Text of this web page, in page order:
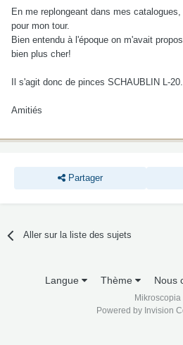
En me replongeant dans mes
pour mon tour.
Bien entendu à l'époque on m'avait
bien plus cher!
Il s'agit donc de pinces SCHAUBLIN L-20.
Amitiés
Partager
Aller sur la liste des sujets
Langue Thème Nous
Mikroscopia
Powered by Invision